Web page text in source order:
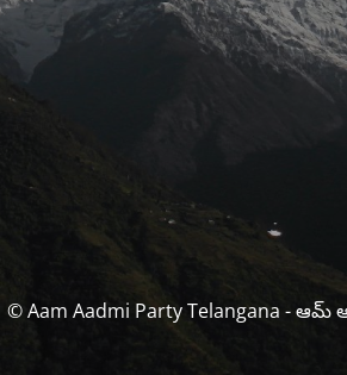
© Aam Aadmi Party Telangana - ఆమ్